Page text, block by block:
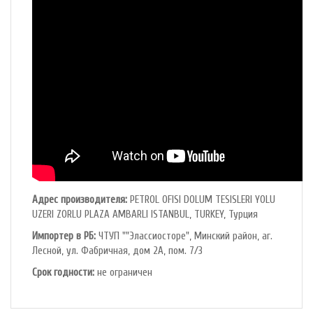
Адрес производителя: PETROL OFlSl DOLUM TESISLERI YOLU
UZERI ZORLU PLAZA AMBARLI ISTANBUL, TURKEY, Турция
Импортер в РБ: ЧТУП ""Элассиосторе", Минский район, аг.
Лесной, ул. Фабричная, дом 2А, пом. 7/3
Срок годности: не ограничен